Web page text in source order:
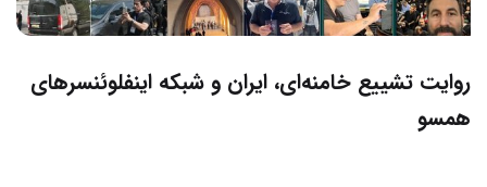
روایت تشییع خامنه‌ای، ایران و شبکه اینفلوئنسرهای
همسو